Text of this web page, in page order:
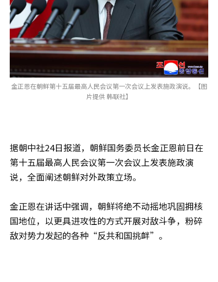
金正恩在朝鲜第十五届最高人民会议第一次会议上发表施政演说。【图
片提供 韩联社】
据朝中社24日报道，朝鲜国务委员长金正恩前日在
第十五届最高人民会议第一次会议上发表施政演
说，全面阐述朝鲜对外政策立场。
金正恩在讲话中强调，朝鲜将绝不动摇地巩固拥核
国地位，以更具进攻性的方式开展对敌斗争，粉碎
敌对势力发起的各种“反共和国挑衅”。